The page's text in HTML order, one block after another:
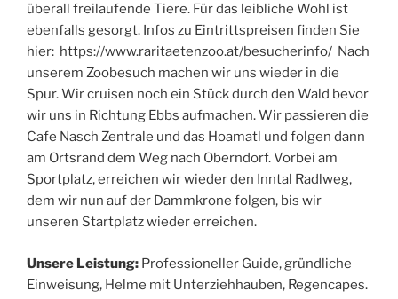
überall freilaufende Tiere. Für das leibliche Wohl ist
ebenfalls gesorgt. Infos zu Eintrittspreisen finden Sie
hier: https://www.raritaetenzoo.at/besucherinfo/ Nach
unserem Zoobesuch machen wir uns wieder in die
Spur. Wir cruisen noch ein Stück durch den Wald bevor
wir uns in Richtung Ebbs aufmachen. Wir passieren die
Cafe Nasch Zentrale und das Hoamatl und folgen dann
am Ortsrand dem Weg nach Oberndorf. Vorbei am
Sportplatz, erreichen wir wieder den Inntal Radlweg,
dem wir nun auf der Dammkrone folgen, bis wir
unseren Startplatz wieder erreichen.
Unsere Leistung: Professioneller Guide, gründliche
Einweisung, Helme mit Unterziehhauben, Regencapes.